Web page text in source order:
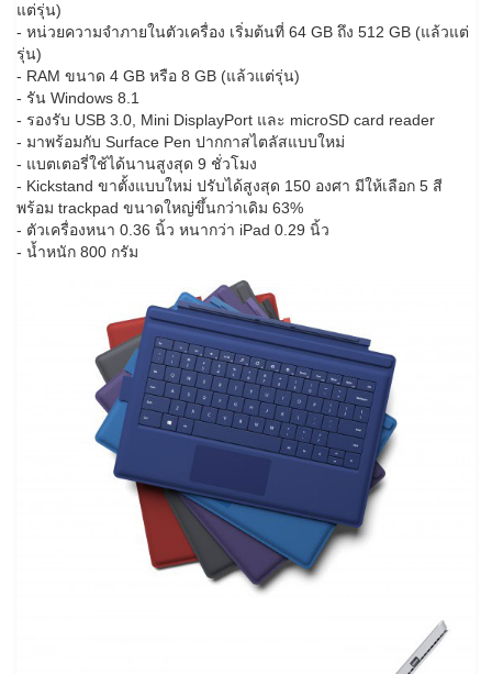
แต่รุ่น)
- หน่วยความจำภายในตัวเครื่อง เริ่มต้นที่ 64 GB ถึง 512 GB (แล้วแต่
รุ่น)
- RAM ขนาด 4 GB หรือ 8 GB (แล้วแต่รุ่น)
- รัน Windows 8.1
- รองรับ USB 3.0, Mini DisplayPort และ microSD card reader
- มาพร้อมกับ Surface Pen ปากกาสไตลัสแบบใหม่
- แบตเตอรี่ใช้ได้นานสูงสุด 9 ชั่วโมง
- Kickstand ขาตั้งแบบใหม่ ปรับได้สูงสุด 150 องศา มีให้เลือก 5 สี
พร้อม trackpad ขนาดใหญ่ขึ้นกว่าเดิม 63%
- ตัวเครื่องหนา 0.36 นิ้ว หนากว่า iPad 0.29 นิ้ว
- น้ำหนัก 800 กรัม